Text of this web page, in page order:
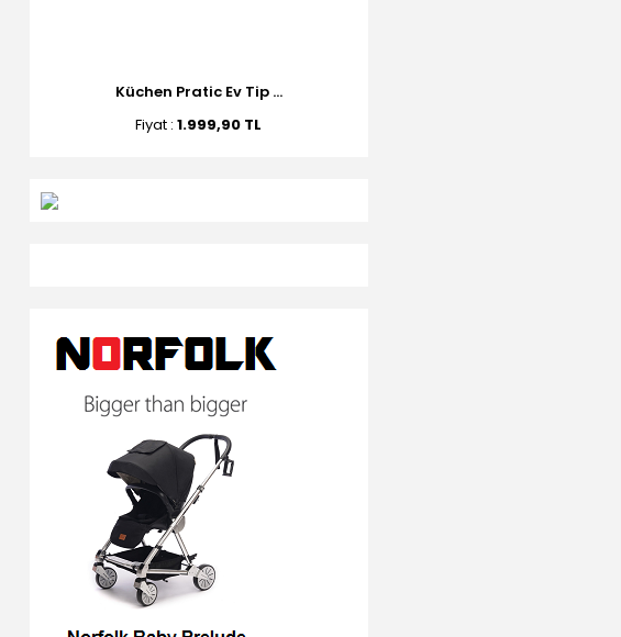
Küchen Pratic Ev Tip ...
Fiyat :1.999,90 TL